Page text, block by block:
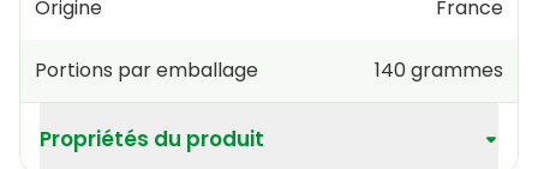
Origine France
Portions par emballage 140grammes
Propriétés du produit